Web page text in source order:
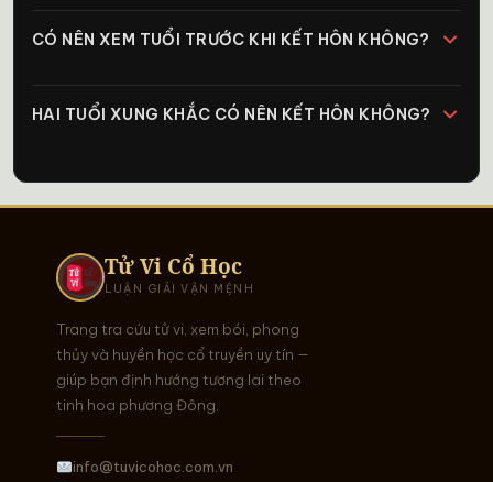
CÓ NÊN XEM TUỔI TRƯỚC KHI KẾT HÔN KHÔNG?
HAI TUỔI XUNG KHẮC CÓ NÊN KẾT HÔN KHÔNG?
Tử Vi Cổ Học
LUẬN GIẢI VẬN MỆNH
Trang tra cứu tử vi, xem bói, phong
thủy và huyền học cổ truyền uy tín —
giúp bạn định hướng tương lai theo
tinh hoa phương Đông.
info@tuvicohoc.com.vn